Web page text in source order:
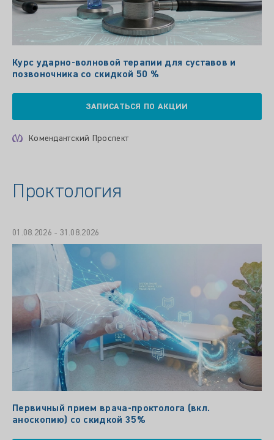
Курс ударно-волновой терапии для суставов и
позвоночника со скидкой 50 %
ЗАПИСАТЬСЯ ПО АКЦИИ
Комендантский Проспект
Проктология
01.08.2026 - 31.08.2026
Первичный прием врача-проктолога (вкл.
аноскопию) со скидкой 35%